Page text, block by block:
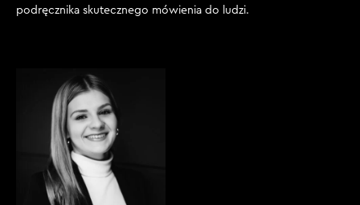
podręcznika skutecznego mówienia do ludzi.